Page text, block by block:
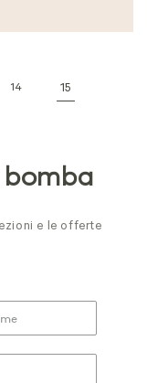
14 15
e le offerte